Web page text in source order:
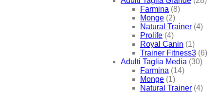
Farmina (8)
Monge (2)
Natural Trainer (4)
Prolife (4)
Royal Canin (1)
Trainer Fitness3 (6)
Adulti Taglia Media (30)
Farmina (14)
Monge (1)
Natural Trainer (4)